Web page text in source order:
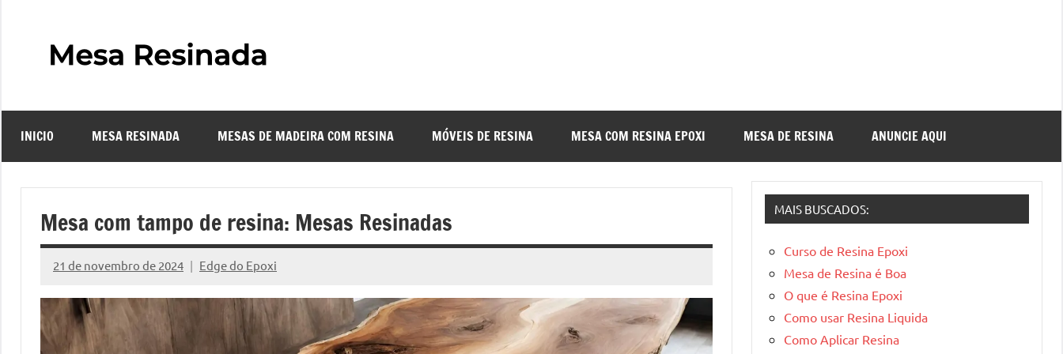
Resinada
–
Como
Fazer
uma
Mesa
resinadas,
a
elegância
encontra
INICIO MESA RESINADA MESAS DE MADEIRA COM RESINA MÓVEIS DE RESINA MESA COM RESINA EPOXI MESA DE RESINA ANUNCIE AQUI
Mesa com tampo de resina: Mesas Resinadas
21 de novembro de 2024 Edge do Epoxi
Nenhum
Comentário
MAIS BUSCADOS:
Curso de Resina Epoxi
Mesa de Resina é Boa
O que é Resina Epoxi
Como usar Resina Liquida
Como Aplicar Resina